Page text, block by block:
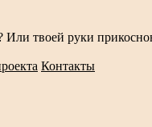
твоей руки
Контакты